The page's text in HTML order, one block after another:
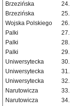
Brzezińska
24.
Brzezińska
25.
Wojska Polskiego
26.
Palki
27.
Palki
28.
Palki
29.
Uniwersytecka
30.
Uniwersytecka
31.
Uniwersytecka
32.
Narutowicza
33.
Narutowicza
34.